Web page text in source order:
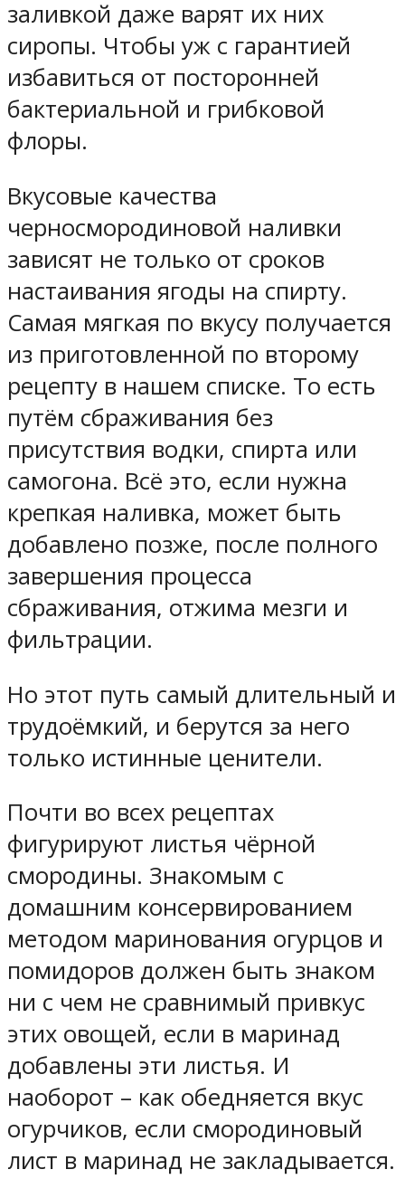
заливкой даже варят их них
сиропы. Чтобы уж с гарантией
избавиться от посторонней
бактериальной и грибковой
флоры.
Вкусовые качества
черносмородиновой наливки
зависят не только от сроков
настаивания ягоды на спирту.
Самая мягкая по вкусу получается
из приготовленной по второму
рецепту в нашем списке. То есть
путём сбраживания без
присутствия водки, спирта или
самогона. Всё это, если нужна
крепкая наливка, может быть
добавлено позже, после полного
завершения процесса
сбраживания, отжима мезги и
фильтрации.
Но этот путь самый длительный и
трудоёмкий, и берутся за него
только истинные ценители.
Почти во всех рецептах
фигурируют листья чёрной
смородины. Знакомым с
домашним консервированием
методом маринования огурцов и
помидоров должен быть знаком
ни с чем не сравнимый привкус
этих овощей, если в маринад
добавлены эти листья. И
наоборот – как обедняется вкус
огурчиков, если смородиновый
лист в маринад не закладывается.